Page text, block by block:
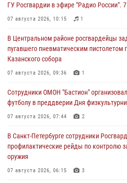
ГУ Росгвардии в эфире "Радио России". 7
07 августа 2026, 10:15 1
В Центральном районе росгвардейцы
пугавшего пневматическим пистолетом
Казанского собора
07 августа 2026, 09:36 1
Сотрудники ОМОН "Бастион"
футболу в преддверии Дня
07 августа 2026, 07:44 2
В Санкт-Петербурге сотрудники
профилактические рейды по контролю
оружия
07 августа 2026, 06:15 3